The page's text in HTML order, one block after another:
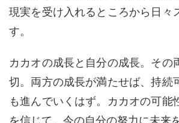
現実を受け入れるところから日々
す。
カカオの成長と自分の成長。その
切。両方の成長が満たせば、持続
も進んでいくはず。カカオの可能